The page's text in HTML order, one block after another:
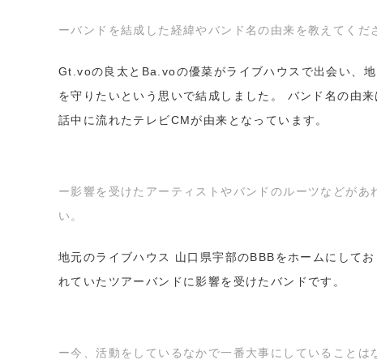
ーバンドを結成した経緯やバンド名の由来を教えてくだ
Gt.voの良太とBa.voの優菜がライブハウスで出会い、地
を守りたいという思いで結成しました。 バンド名の由来
話中に流れたテレビCMが由来となっています。
ー影響を受けたアーティストやバンドのルーツなどがあ
い。
地元のライブハウス 山口県宇部のBBBをホームにしてお
れていたツアーバンドに影響を受けたバンドです。
ー今、活動をしているなかで一番大事にしていることは